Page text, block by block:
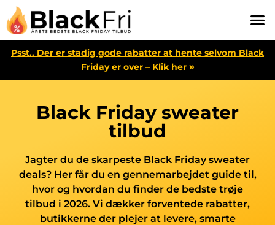
Psst.. Der er stadig gode rabatter at hente selvom Black
Friday er over – Klik her »
Black Friday sweater
tilbud
Jagter du de skarpeste Black Friday sweater
deals? Her får du en gennemarbejdet guide til,
hvor og hvordan du finder de bedste trøje
tilbud i 2026. Vi dækker forventede rabatter,
butikkerne der plejer at levere, smarte